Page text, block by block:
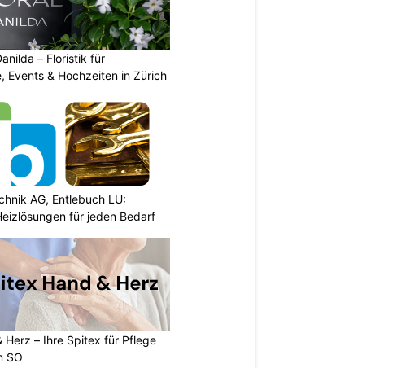
– Floristik für
Events & Hochzeiten in Zürich
AG, Entlebuch LU:
für jeden Bedarf
Herz – Ihre Spitex für Pflege
SO